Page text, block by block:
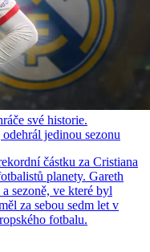
své historie.
jedinou sezonu
částku za Cristiana
planety. Gareth
sezoně, ve které byl
za sebou sedm let v
fotbalu.